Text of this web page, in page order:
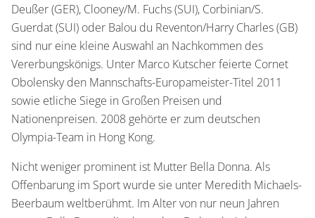
Deußer (GER), Clooney/M. Fuchs (SUI), Corbinian/S.
Guerdat (SUI) oder Balou du Reventon/Harry Charles (GB)
sind nur eine kleine Auswahl an Nachkommen des
Vererbungskönigs. Unter Marco Kutscher feierte Cornet
Obolensky den Mannschafts-Europameister-Titel 2011
sowie etliche Siege in Großen Preisen und
Nationenpreisen. 2008 gehörte er zum deutschen
Olympia-Team in Hong Kong.
Nicht weniger prominent ist Mutter Bella Donna. Als
Offenbarung im Sport wurde sie unter Meredith Michaels-
Beerbaum weltberühmt. Im Alter von nur neun Jahren